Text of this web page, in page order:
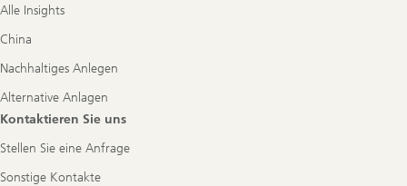
Alle Insights
China
Nachhaltiges Anlegen
Alternative Anlagen
Kontaktieren Sie uns
Stellen Sie eine Anfrage
Sonstige Kontakte